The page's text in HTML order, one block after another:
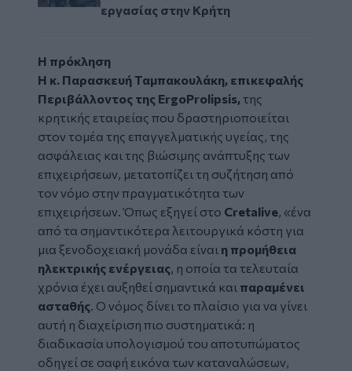
εργασίας στην Κρήτη
Η πρόκληση
Η κ. Παρασκευή Ταμπακουλάκη, επικεφαλής
Περιβάλλοντος της ErgoProlipsis,της
κρητικής εταιρείας που δραστηριοποιείται
στον τομέα της επαγγελματικής υγείας, της
ασφάλειας και της βιώσιμης ανάπτυξης των
επιχειρήσεων, μετατοπίζει τη συζήτηση από
τον νόμο στην πραγματικότητα των
επιχειρήσεων. Όπως εξηγεί στο Cretalive, «ένα
από τα σημαντικότερα λειτουργικά κόστη για
μια ξενοδοχειακή μονάδα είναι η προμήθεια
ηλεκτρικής ενέργειας, η οποία τα τελευταία
χρόνια έχει αυξηθεί σημαντικά και παραμένει
ασταθής. Ο νόμος δίνει το πλαίσιο για να γίνει
αυτή η διαχείριση πιο συστηματικά: η
διαδικασία υπολογισμού του αποτυπώματος
οδηγεί σε σαφή εικόνα των καταναλώσεων,